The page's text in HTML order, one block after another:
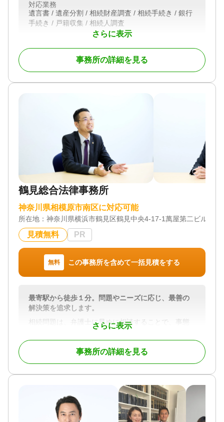
どんな小さな質問でもお気軽にご相談いただけま
す。相続税申告のご依頼や、その他相続に関するお
悩みがあれば、ぜひ当事務所にご連絡ください。初
回のご相談は無料ですので、まずはお気軽にご連絡
いただければと思います。
対応地域
神奈川県、東京都全域
相続税申告 / 相続手続き
電話相談可 / 訪問可 / 女性スタッフ対応可 / 土日相談
可 / 初回相談無料 / 18時以降相談可 / オンライン面談
可 / 事務所面談可
さらに表示
対応業務
遺言書 / 遺産分割 / 相続財産調査 / 相続手続き / 銀行
手続き / 戸籍収集 / 相続人調査
初回相談無料
事務所の詳細を見る
鶴見総合法律事務所
神奈川県相模原市南区に対応可能
所在地： 神奈川県横浜市鶴見区鶴見中央4-17-1萬屋第二ビル205
見積無料 PR
無料 この事務所を含めて一括見積をする
さらに表示
最寄駅から徒歩１分。問題やニーズに応じ、最善の
解決策を追求します。
相続問題は、弁護士に早めに相談することで、事態
が複雑化する前に問題を解決し、納得のいく相続を
実現できる可能性が高くなります。
当事務所ではこれまで、相続に関する幅広いご相談
に対応してきました。
相続は、相続人同士の関係が密接であるがゆえに、
感情的になり、意見の対立が生じやすいものです。
事務所の詳細を見る